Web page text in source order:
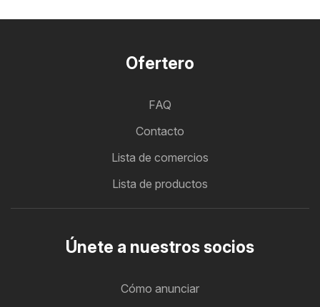
Ofertero
FAQ
Contacto
Lista de comercios
Lista de productos
Únete a nuestros socios
Cómo anunciar